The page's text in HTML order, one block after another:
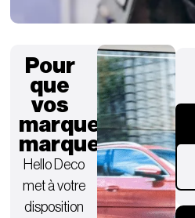
Pour
que
vos
marques
marquent.
Hello Deco
met à votre
disposition